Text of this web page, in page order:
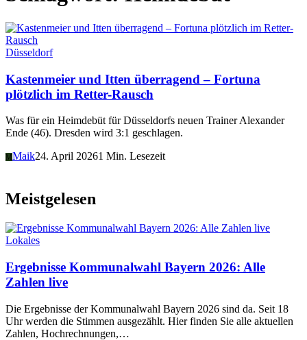
Düsseldorf
Kastenmeier und Itten überragend – Fortuna
plötzlich im Retter-Rausch
Was für ein Heimdebüt für Düsseldorfs neuen Trainer Alexander
Ende (46). Dresden wird 3:1 geschlagen.
M Maik24. April 20261 Min. Lesezeit
Meistgelesen
Lokales
Ergebnisse Kommunalwahl Bayern 2026: Alle
Zahlen live
Die Ergebnisse der Kommunalwahl Bayern 2026 sind da. Seit 18
Uhr werden die Stimmen ausgezählt. Hier finden Sie alle aktuellen
Zahlen, Hochrechnungen,…